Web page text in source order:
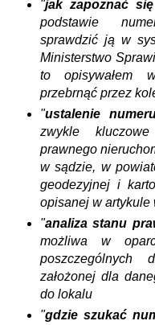
"jak zapoznać
podstawie
sprawdzić ją w
Ministerstwo
to opisywałem
przebrnąć przez
"ustalenie
zwykle
prawnego
w sądzie, w
geodezyjnej i
opisanej w artykule
"analiza stanu
możliwa w
poszczególnych
założonej dla
do lokalu
"gdzie szukać